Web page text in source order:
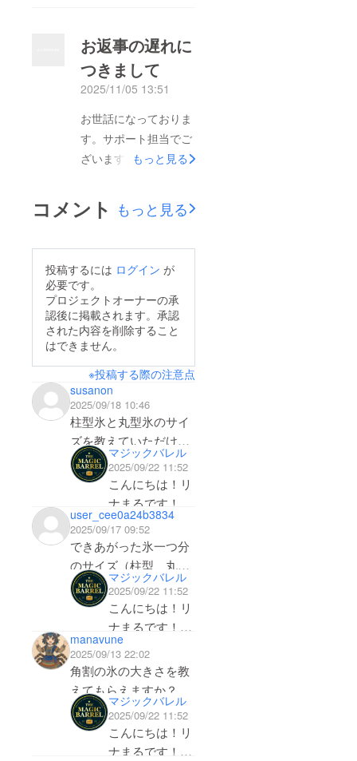
介していきます！■
新・氷ラインナップが
充実！・角柱バーカッ
多面プリズム・角型ブ
ロックグラスやお酒で
使い分けできるように
アップでフィット感向
上前回より少しサイズ
に“ちょうどいい存在
感”に！■ シェル強化で
耐久性アップ本体の外
側を上部なシェル加工
にし、毎日使っても安
心な設計に！正直な
話…すでに第1弾を
持っている方ならわか
ると思いますが、「透
明氷があるだけで、家
飲みの満足度って一段
上がる」んですよね。
今回の第2弾は、第1弾
ご購入者様にさらに楽
しんでいただけるよう
に、・氷を“選ぶ楽し
さ”・ グラスに“ハマる
気持ちよさ”・ 長く使
える“安心感”この3つ
を追加しています！！
土日2日間限定5%クー
ポンも特別にご用意し
ましたので、売り切れ
る前にぜひご活用くだ
さいね♪https://camp-
お返事の遅れに
つきまして
2025/11/05 13:51
お世話になっておりま
す。サポート担当でご
ざいます。この度は、
信が大変遅れてしま
い、誠に申し訳ござい
な対応ができない状況
が続いておりました。
そのため、ご連絡まで
に大幅な遅れが生じて
くお詫び申し上げま
す。現在は、新たなサ
ポート担当者を補充
し、順次ご返信を進め
ております。恐れ入り
ますが、お返事までに
今しばらくお時間をい
ただけますと幸いで
す。ご不安、ご不快な
お気持ちにさせてしま
いましたこと、重ねて
お詫び申し上げます。
いただいたお問い合わ
せには必ず対応させて
いただきますので、引
き続きどうぞよろしく
お願い申し上げます。
もっと見る
コメント もっと見る
投稿するには ログイン が
必要です。
プロジェクトオーナーの承
認後に掲載されます。承認
された内容を削除すること
はできません。
※投稿する際の注意点
susanon
2025/09/18 10:46
柱型氷と丸型氷のサイ
ズを教えていただけま
すでしょうか？
マジックバレル
2025/09/22 11:52
こんにちは！リ
ナまるです！
各サイズは以下
の通りです。
柱：80*40mm
丸：65*65mm
角：65*65mm
user_cee0a24b3834
2025/09/17 09:52
できあがった氷一つ分
のサイズ（柱型、丸
形、角形）を教えてく
ださい
マジックバレル
2025/09/22 11:52
こんにちは！リ
ナまるです！
各サイズは以下
の通りです。
柱：80*40mm
丸：65*65mm
角：65*65mm
manavune
2025/09/13 22:02
角割の氷の大きさを教
えてもらえますか？
マジックバレル
2025/09/22 11:52
こんにちは！リ
ナまるです！